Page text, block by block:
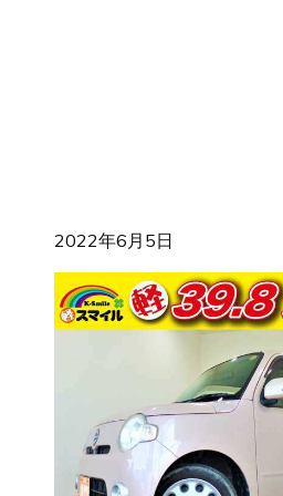
2022年6月5日